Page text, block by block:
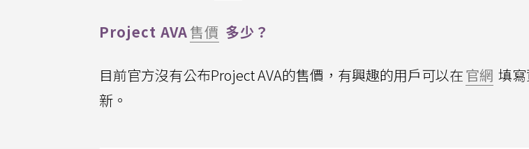
Project AVA售價 多少？
目前官方沒有公布Project AVA的售價，有興趣的用戶可以在官網 填
新。